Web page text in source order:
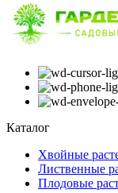
Каталог
Хвойные
Лиственные
Плодовые